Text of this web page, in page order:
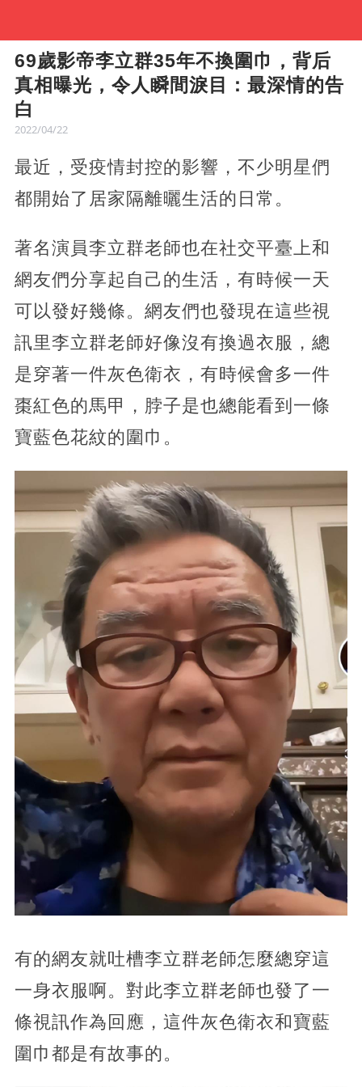
69歲影帝李立群35年不換圍巾，背后
真相曝光，令人瞬間淚目：最深情的告
白
2022/04/22
最近，受疫情封控的影響，不少明星們
都開始了居家隔離曬生活的日常。
著名演員李立群老師也在社交平臺上和
網友們分享起自己的生活，有時候一天
可以發好幾條。網友們也發現在這些視
訊里李立群老師好像沒有換過衣服，總
是穿著一件灰色衛衣，有時候會多一件
棗紅色的馬甲，脖子是也總能看到一條
寶藍色花紋的圍巾。
有的網友就吐槽李立群老師怎麼總穿這
一身衣服啊。對此李立群老師也發了一
條視訊作為回應，這件灰色衛衣和寶藍
圍巾都是有故事的。